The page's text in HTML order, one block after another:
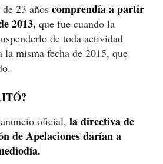
23 años comprendía a partir
2013, que fue cuando la
de toda actividad
la misma fecha de 2015, que
oficial, la directiva de
de Apelaciones darían a